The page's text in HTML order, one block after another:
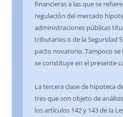
financieras a las que se
regulación del mercado
administraciones públicas
tributarios o de la Seguridad
pacto novatorio. Tampoco
se constituye en el presente
La tercera clase de hipoteca
tres que son objeto de
los artículos 142 y 143 de la